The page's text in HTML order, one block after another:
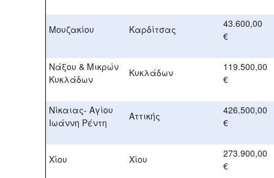
Μουζακίου Καρδίτσας
43.600,00
€
Νάξου & Μικρών
Κυκλάδων
Κυκλάδων
119.500,00
€
Νίκαιας- Αγίου
Ιωάννη Ρέντη
Αττικής
426.500,00
€
Χίου Χίου
273.900,00
€